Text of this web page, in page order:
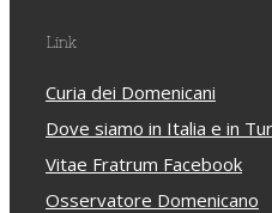
Link
Curia dei Domenicani
Dove siamo in Italia e in
Vitae Fratrum Facebook
Osservatore Domenicano